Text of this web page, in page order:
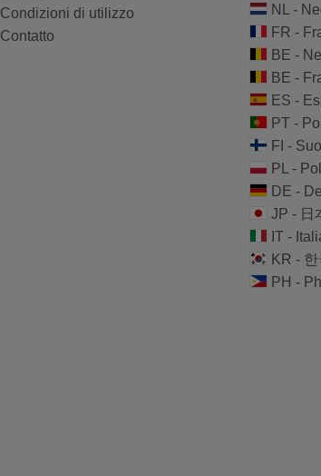
Condizioni di utilizzo
Contatto
NL -
FR -
BE -
BE -
ES -
PT -
FI -
PL -
DE -
JP - 日
IT -
KR - 한
PH -